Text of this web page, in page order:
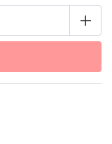
+